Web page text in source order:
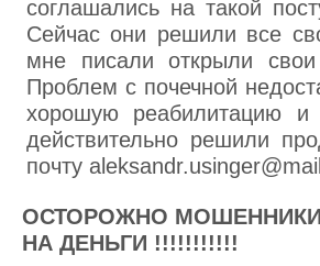
соглашались на такой
Сейчас они решили все
мне писали открыли
Проблем с почечной
хорошую реабилитацию
действительно решили
почту
ОСТОРОЖНО
НА ДЕНЬГИ !!!!!!!!!!!